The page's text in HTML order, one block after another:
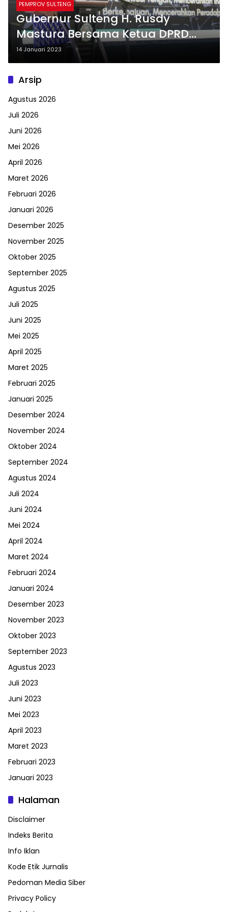
PEMPROV SULTENG
Gubernur Sulteng H. Rusdy
Mastura Bersama Ketua DPRD
Provinsi, Membuka Musyawarah
Wilayah 13 Muhammadiyah dan
Aisyiyah Sulteng
14 Januari 2023
Arsip
Agustus 2026
Juli 2026
Juni 2026
Mei 2026
April 2026
Maret 2026
Februari 2026
Januari 2026
Desember 2025
November 2025
Oktober 2025
September 2025
Agustus 2025
Juli 2025
Juni 2025
Mei 2025
April 2025
Maret 2025
Februari 2025
Januari 2025
Desember 2024
November 2024
Oktober 2024
September 2024
Agustus 2024
Juli 2024
Juni 2024
Mei 2024
April 2024
Maret 2024
Februari 2024
Januari 2024
Desember 2023
November 2023
Oktober 2023
September 2023
Agustus 2023
Juli 2023
Juni 2023
Mei 2023
April 2023
Maret 2023
Februari 2023
Januari 2023
Halaman
Disclaimer
Indeks Berita
Info Iklan
Kode Etik Jurnalis
Pedoman Media Siber
Privacy Policy